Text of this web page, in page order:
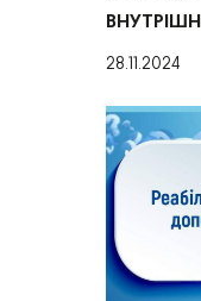
28.11.2024